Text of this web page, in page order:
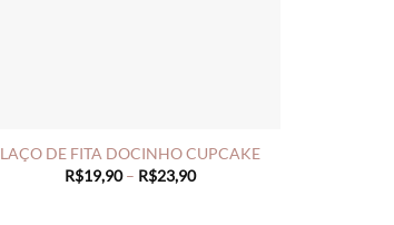
LAÇO DE FITA DOCINHO CUPCAKE
R$19,90 – R$23,90Price